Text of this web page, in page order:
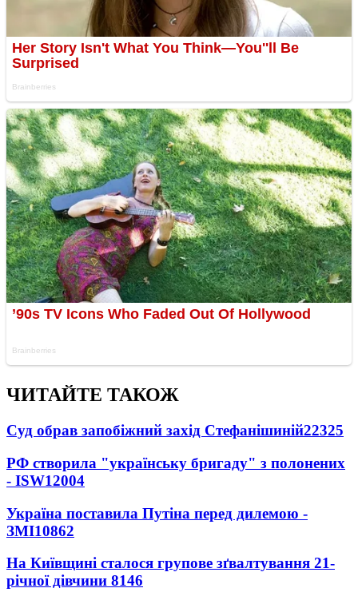
ЧИТАЙТЕ ТАКОЖ
Суд обрав запобіжний захід Стефанішиній22325
РФ створила "українську бригаду" з полонених
- ISW12004
Україна поставила Путіна перед дилемою -
ЗМІ10862
На Київщині сталося групове зґвалтування 21-
річної дівчини 8146